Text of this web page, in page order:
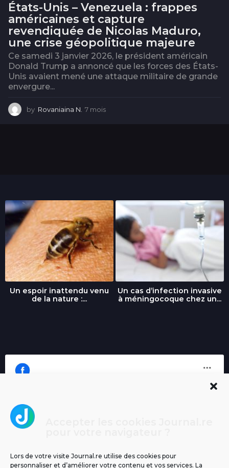
Lors de votre visite Journal.re utilise des cookies pour
personnaliser et d’améliorer votre contenu et vos services. La
États-Unis – Venezuela : frappes
américaines et capture
revendiquée de Nicolas Maduro,
une crise géopolitique majeure
Ce samedi 3 janvier 2026, le président américain
Donald Trump a annoncé que les forces des États-
Unis avaient mené une attaque militaire de grande
envergure...
by Rovaniaina N. 7 mois
Un espoir inattendu venu
de la nature :...
Un cas d’infection invasive
à méningocoque chez un...